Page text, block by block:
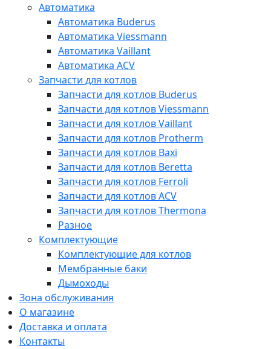
Автоматика
Автоматика Buderus
Автоматика Viessmann
Автоматика Vaillant
Автоматика ACV
Запчасти для котлов
Запчасти для котлов Buderus
Запчасти для котлов Viessmann
Запчасти для котлов Vaillant
Запчасти для котлов Protherm
Запчасти для котлов Baxi
Запчасти для котлов Beretta
Запчасти для котлов Ferroli
Запчасти для котлов ACV
Запчасти для котлов Thermona
Разное
Комплектующие
Комплектующие для котлов
Мембранные баки
Дымоходы
Зона обслуживания
О магазине
Доставка и оплата
Контакты